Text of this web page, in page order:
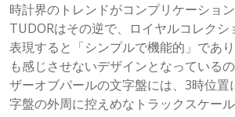
時計界のトレンドがコンプリケーション
TUDORはその逆で、ロイヤルコレク
表現すると「シンプルで機能的」であ
も感じさせないデザインとなっている
ザーオブパールの文字盤には、3時位置
字盤の外周に控えめなトラックスケール